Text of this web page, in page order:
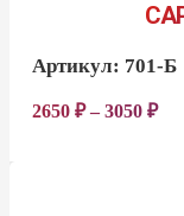
Артикул: 701-Б
2650₽–3050₽